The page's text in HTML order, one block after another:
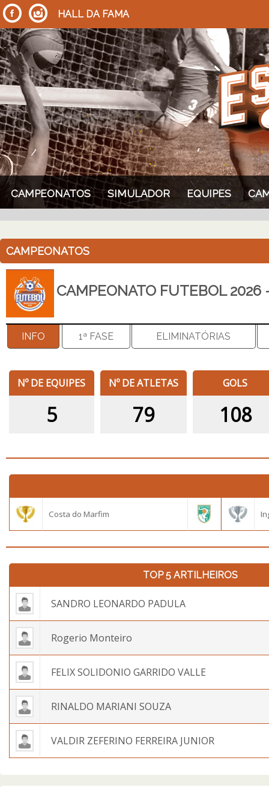
HALL DA FAMA
CAMPEONATOS SIMULADOR EQUIPES
CAMPEONATOS
CAMPEONATO FUTEBOL
INFO 1ª FASE ELIMINATÓRIAS
Nº DE EQUIPES
5
Nº DE ATLETAS
79
GOLS
108
Costa do Marfim
TOP 5 ARTILHEIROS
SANDRO LEONARDO PADULA
Rogerio Monteiro
FELIX SOLIDONIO GARRIDO VALLE
RINALDO MARIANI SOUZA
VALDIR ZEFERINO FERREIRA JUNIOR